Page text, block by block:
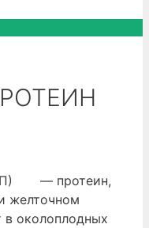
— протеин,
желточном
в околоплодных